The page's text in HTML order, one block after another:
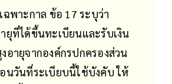
พาะกาล ข้อ 17 ระบุว่า
ยุที่ได้ขึ้นทะเบียนและรับเงิน
อายุจากองค์กรปกครองส่วน
นวันที่ระเบียบนี้ใช้บังคับ ให้